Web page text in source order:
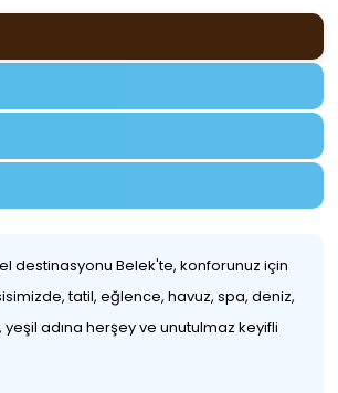
destinasyonu Belek'te, konforunuz için
tatil, eğlence, havuz, spa, deniz,
adına herşey ve unutulmaz keyifli